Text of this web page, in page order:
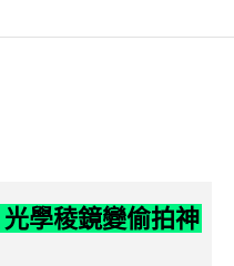
學稜鏡變偷拍神